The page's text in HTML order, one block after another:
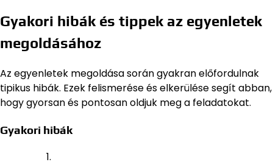
Gyakori hibák és tippek az egyenletek
megoldásához
Az egyenletek megoldása során gyakran előfordulnak
tipikus hibák. Ezek felismerése és elkerülése segít abban,
hogy gyorsan és pontosan oldjuk meg a feladatokat.
Gyakori hibák